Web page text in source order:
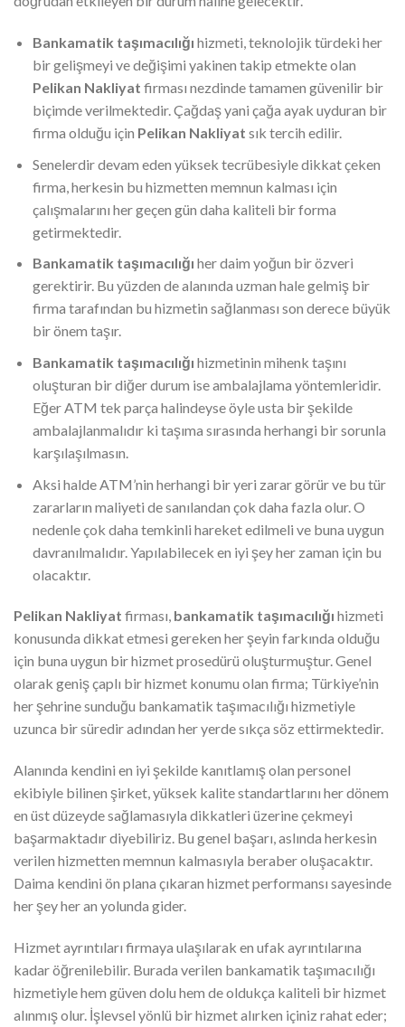
Bankamatik taşımacılığı hizmeti, teknolojik türdeki her
bir gelişmeyi ve değişimi yakinen takip etmekte olan
Pelikan Nakliyat firması nezdinde tamamen güvenilir bir
biçimde verilmektedir. Çağdaş yani çağa ayak uyduran bir
firma olduğu için Pelikan Nakliyat sık tercih edilir.
Senelerdir devam eden yüksek tecrübesiyle dikkat çeken
firma, herkesin bu hizmetten memnun kalması için
çalışmalarını her geçen gün daha kaliteli bir forma
getirmektedir.
Bankamatik taşımacılığı her daim yoğun bir özveri
gerektirir. Bu yüzden de alanında uzman hale gelmiş bir
firma tarafından bu hizmetin sağlanması son derece büyük
bir önem taşır.
Bankamatik taşımacılığı hizmetinin mihenk taşını
oluşturan bir diğer durum ise ambalajlama yöntemleridir.
Eğer ATM tek parça halindeyse öyle usta bir şekilde
ambalajlanmalıdır ki taşıma sırasında herhangi bir sorunla
karşılaşılmasın.
Aksi halde ATM’nin herhangi bir yeri zarar görür ve bu tür
zararların maliyeti de sanılandan çok daha fazla olur. O
nedenle çok daha temkinli hareket edilmeli ve buna uygun
davranılmalıdır. Yapılabilecek en iyi şey her zaman için bu
olacaktır.
Pelikan Nakliyat firması, bankamatik taşımacılığı hizmeti
konusunda dikkat etmesi gereken her şeyin farkında olduğu
için buna uygun bir hizmet prosedürü oluşturmuştur. Genel
olarak geniş çaplı bir hizmet konumu olan firma; Türkiye’nin
her şehrine sunduğu bankamatik taşımacılığı hizmetiyle
uzunca bir süredir adından her yerde sıkça söz ettirmektedir.
Alanında kendini en iyi şekilde kanıtlamış olan personel
ekibiyle bilinen şirket, yüksek kalite standartlarını her dönem
en üst düzeyde sağlamasıyla dikkatleri üzerine çekmeyi
başarmaktadır diyebiliriz. Bu genel başarı, aslında herkesin
verilen hizmetten memnun kalmasıyla beraber oluşacaktır.
Daima kendini ön plana çıkaran hizmet performansı sayesinde
her şey her an yolunda gider.
Hizmet ayrıntıları firmaya ulaşılarak en ufak ayrıntılarına
kadar öğrenilebilir. Burada verilen bankamatik taşımacılığı
hizmetiyle hem güven dolu hem de oldukça kaliteli bir hizmet
alınmış olur. İşlevsel yönlü bir hizmet alırken içiniz rahat eder;